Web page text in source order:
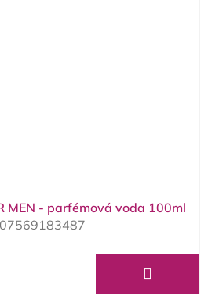
MEN - parfémová voda 100ml